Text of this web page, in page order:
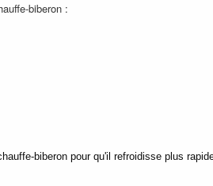
biberon :
biberon pour qu'il refroidisse plus